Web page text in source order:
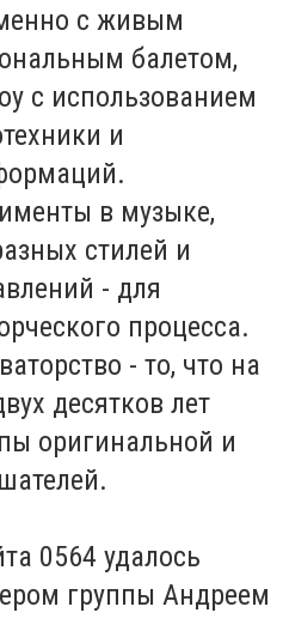
с живым
балетом,
с использованием
и
в музыке,
стилей и
- для
процесса.
- то, что на
десятков лет
оригинальной и
0564 удалось
группы Андреем